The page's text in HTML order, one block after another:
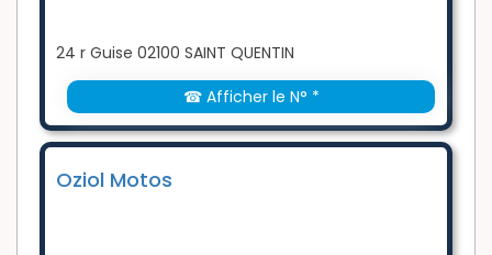
24 r Guise 02100 SAINT QUENTIN
☎ Afficher le N° *
Oziol Motos